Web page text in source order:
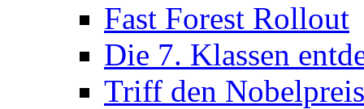
Fast Forest Rollout
Die 7. Klassen
Triff den